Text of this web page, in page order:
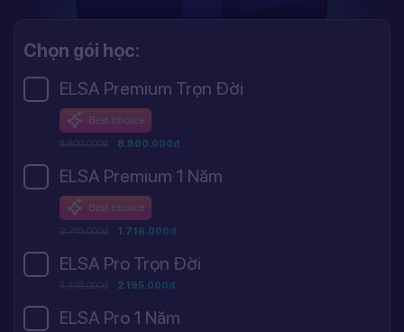
Chọn gói học:
ELSA Premium Trọn Đời
Best choice
8.800.000đ 8.800.000đ
ELSA Premium 1 Năm
Best choice
2.745.000đ 1.716.000đ
ELSA Pro Trọn Đời
3.395.000đ 2.195.000đ
ELSA Pro 1 Năm